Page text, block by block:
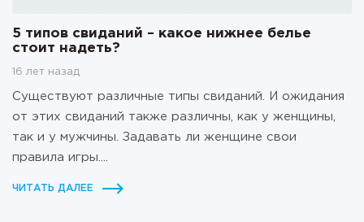
5 типов свиданий – какое нижнее белье
стоит надеть?
16 лет назад
Существуют различные типы свиданий. И ожидания
от этих свиданий также различны, как у женщины,
так и у мужчины. Задавать ли женщине свои
правила игры....
ЧИТАТЬ ДАЛЕЕ